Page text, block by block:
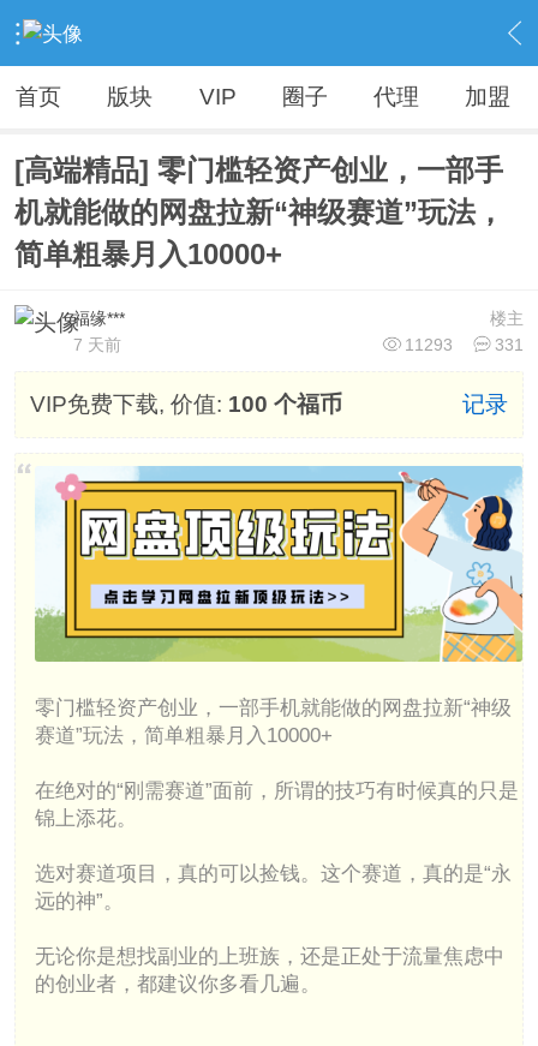
› Vip精品资源（人无我有，人有我优） ›
各大VIP资源【精品不断，全网首发】
内容
首页 版块 VIP 圈子 代理 加盟
[高端精品] 零门槛轻资产创业，一部手
机就能做的网盘拉新“神级赛道”玩法，
简单粗暴月入10000+
楼主
福缘***
11293
331
7 天前
VIP免费下载, 价值: 100 个福币 记录
零门槛轻资产创业，一部手机就能做的网盘拉新“神级
赛道”玩法，简单粗暴月入10000+
在绝对的“刚需赛道”面前，所谓的技巧有时候真的只是
锦上添花。
选对赛道项目，真的可以捡钱。这个赛道，真的是“永
远的神”。
无论你是想找副业的上班族，还是正处于流量焦虑中
的创业者，都建议你多看几遍。